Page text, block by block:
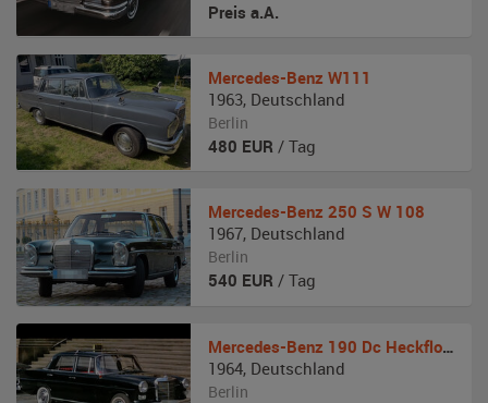
Preis a.A.
Mercedes-Benz W111
1963, Deutschland
Berlin
480 EUR / Tag
Mercedes-Benz 250 S W 108
1967, Deutschland
Berlin
540 EUR / Tag
Mercedes-Benz 190 Dc Heckflosse
1964, Deutschland
Berlin